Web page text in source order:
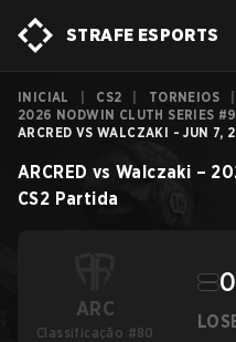
STRAFE ESPORTS
INICIAL CS2 TORNEIOS
2026 NODWIN CLUTH SERIES #9
ARCRED VS WALCZAKI - JUN 7,
ARCRED vs Walczaki –
CS2 Partida
ARC
Classificação #80
0